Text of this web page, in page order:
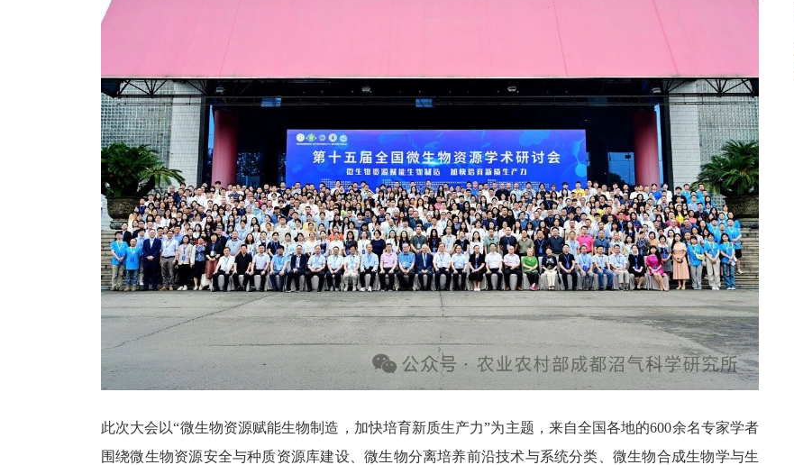
此次大会以“微生物资源赋能生物制造，加快培育新质生产力”为主题，来自全国各地的600余名专家学者
围绕微生物资源安全与种质资源库建设、微生物分离培养前沿技术与系统分类、微生物合成生物学与生